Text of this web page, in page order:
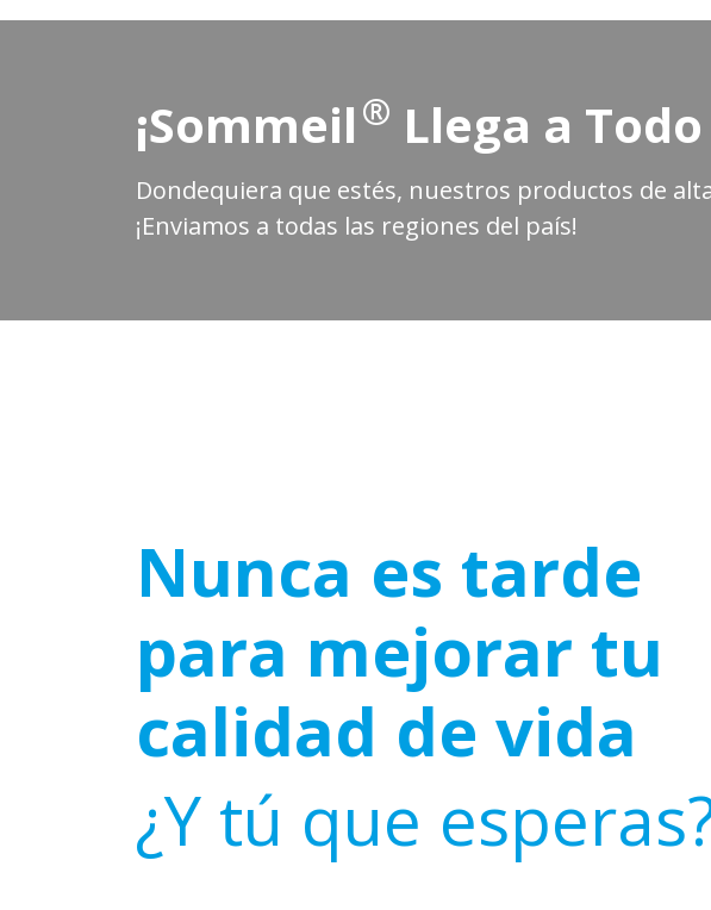
¡Sommeil® Llega a
Dondequiera que estés, nuestros productos de
¡Enviamos a todas las regiones del país!
Nunca es tarde
para mejorar tu
calidad de vida
¿Y tú que